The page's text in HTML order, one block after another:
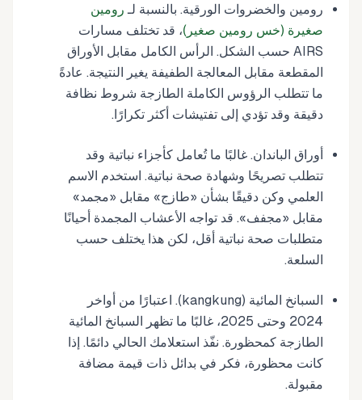
رومين والخضروات الورقية. بالنسبة لـ رومين
صغيرة (خس رومين صغير)، قد تختلف مسارات
AIRS حسب الشكل. الرأس الكامل مقابل الأوراق
المقطعة مقابل المعالجة الطفيفة يغير النتيجة. عادةً
ما تتطلب الرؤوس الكاملة الطازجة شروط نظافة
دقيقة وقد تؤدي إلى تفتيشات أكثر تكرارًا.
أوراق الباندان. غالبًا ما تُعامل كأجزاء نباتية وقد
تتطلب تصريحًا وشهادة صحة نباتية. استخدم الاسم
العلمي وكن دقيقًا بشأن «طازج» مقابل «مجمد»
مقابل «مجفف». قد تواجه الأعشاب المجمدة أحيانًا
متطلبات صحة نباتية أقل، لكن هذا يختلف حسب
السلعة.
السبانخ المائية (kangkung). اعتبارًا من أواخر
2024 وحتى 2025، غالبًا ما تظهر السبانخ المائية
الطازجة كمحظورة. نفّذ استعلامك الحالي دائمًا. إذا
كانت محظورة، فكر في بدائل ذات قيمة مضافة
مقبولة.